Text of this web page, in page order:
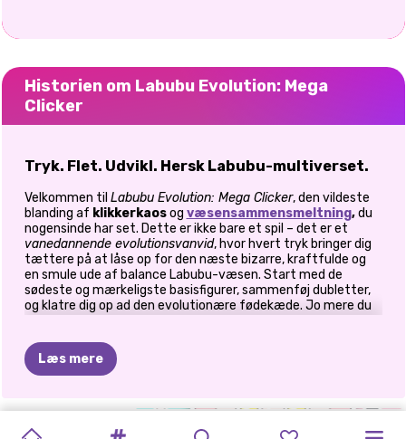
Historien om Labubu Evolution: Mega
Clicker
Tryk. Flet. Udvikl. Hersk Labubu-multiverset.
Velkommen til Labubu Evolution: Mega Clicker, den vildeste
blanding af klikkerkaosog væsensammensmeltning,du
nogensinde har set. Dette er ikke bare et spil – det er et
vanedannende evolutionsvanvid, hvor hvert tryk bringer dig
tættere på at låse op for den næste bizarre, kraftfulde og
en smule ude af balance Labubu-væsen. Start med de
sødeste og mærkeligste basisfigurer, sammenføj dubletter,
og klatre dig op ad den evolutionære fødekæde. Jo mere du
spil med et mega-mutant-twist.
Tryk pådine figurer for at generere øjeblikkelige
mønter 💰
Læs mere
APT
LOL
SUPER DORAHS